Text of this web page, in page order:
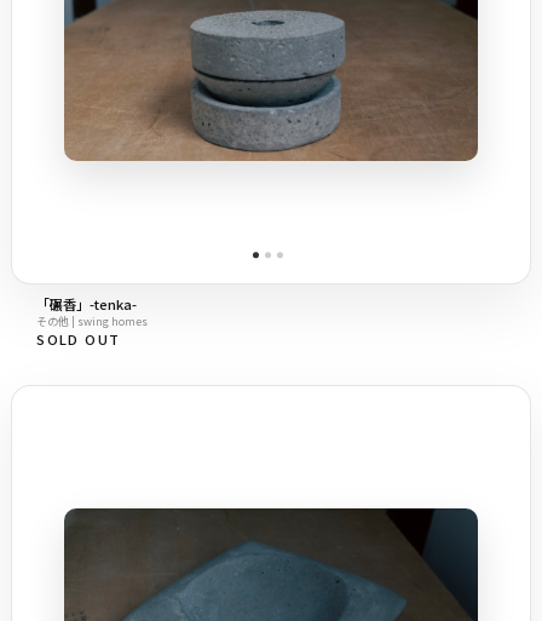
「碾香」-tenka-
その他 | swing homes
SOLD OUT